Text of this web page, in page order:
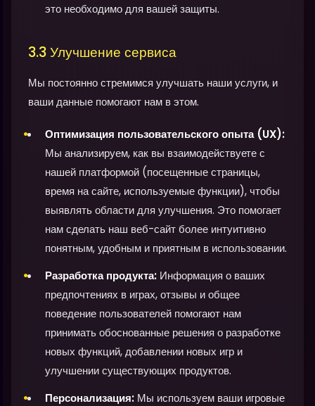
это необходимо для вашей защиты.
3.3 Улучшение сервиса
Мы постоянно стремимся улучшать наши услуги, и
ваши данные помогают нам в этом.
Оптимизация пользовательского опыта (UX):
Мы анализируем, как вы взаимодействуете с
нашей платформой (посещенные страницы,
время на сайте, используемые функции), чтобы
выявлять области для улучшения. Это помогает
нам сделать наш веб-сайт более интуитивно
понятным, удобным и приятным в использовании.
Разработка продукта: Информация о ваших
предпочтениях в играх, отзывы и общее
поведение пользователей помогают нам
принимать обоснованные решения о разработке
новых функций, добавлении новых игр и
улучшении существующих продуктов.
Персонализация: Мы используем ваши игровые